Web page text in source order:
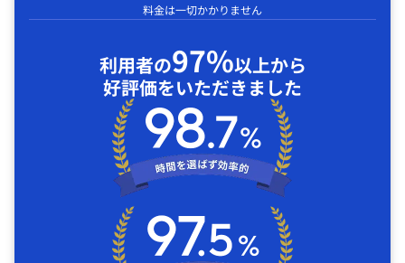
料金は一切かかりません
利用者の97%以上から
好評価をいただきました